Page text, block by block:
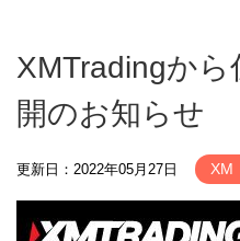
XMTradingから
開のお知らせ
更新日：2022年05月27日 XM